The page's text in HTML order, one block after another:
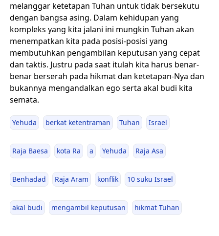
melanggar ketetapan Tuhan untuk tidak bersekutu
dengan bangsa asing. Dalam kehidupan yang
kompleks yang kita jalani ini mungkin Tuhan akan
menempatkan kita pada posisi-posisi yang
membutuhkan pengambilan keputusan yang cepat
dan taktis. Justru pada saat itulah kita harus benar-
benar berserah pada hikmat dan ketetapan-Nya dan
bukannya mengandalkan ego serta akal budi kita
semata.
Yehuda berkat ketentraman Tuhan Israel
Raja Baesa kota Ra a Yehuda Raja Asa
Benhadad Raja Aram konflik 10 suku Israel
akal budi mengambil keputusan hikmat Tuhan